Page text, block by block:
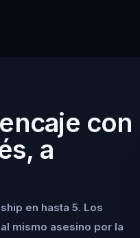
con
a
en hasta 5. Los
mismo asesino por la